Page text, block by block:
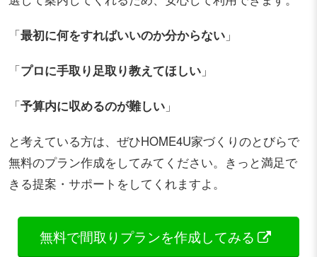
「最初に何をすればいいのか分からない 」
「プロに手取り足取り教えてほしい 」
「予算内に収めるのが難しい 」
と考えている方は、ぜひHOME4U家づくりのとびらで
無料のプラン作成をしてみてください。きっと満足で
きる提案・サポートをしてくれますよ。
無料で間取りプランを作成してみる